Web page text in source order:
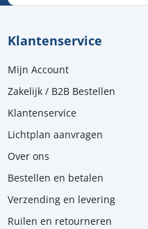
Klantenservice
Mijn Account
Zakelijk / B2B Bestellen
Klantenservice
Lichtplan aanvragen
Over ons
Bestellen en betalen
Verzending en levering
Ruilen en retourneren